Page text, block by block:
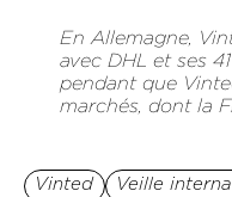
En Allemagne,
avec DHL et ses
pendant que
marchés, dont la
Vinted Veille